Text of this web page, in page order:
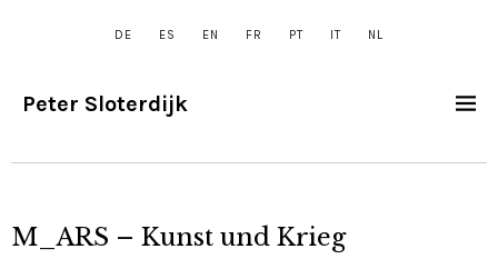
DE ES EN FR PT IT NL
Peter Sloterdijk
M_ARS – Kunst und Krieg